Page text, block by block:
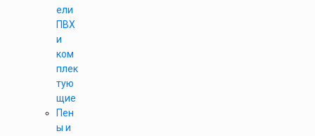
ели
ПВХ
и
ком
плек
тую
щие
Пен
ы и